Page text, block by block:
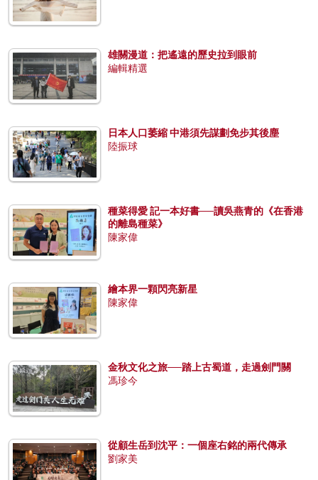
雄關漫道：把遙遠的歷史拉到眼前
編輯精選
日本人口萎縮 中港須先謀劃免步其後塵
陸振球
種菜得愛 記一本好書──讀吳燕青的《在香港
的離島種菜》
陳家偉
繪本界一顆閃亮新星
陳家偉
金秋文化之旅──踏上古蜀道，走過劍門關
馮珍今
從顧生岳到沈平：一個座右銘的兩代傳承
劉家美